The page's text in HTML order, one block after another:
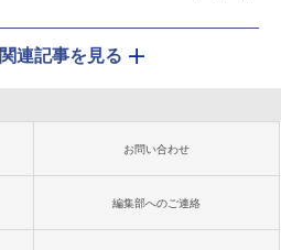
連記事を見る
お問い合わせ
編集部へのご連絡